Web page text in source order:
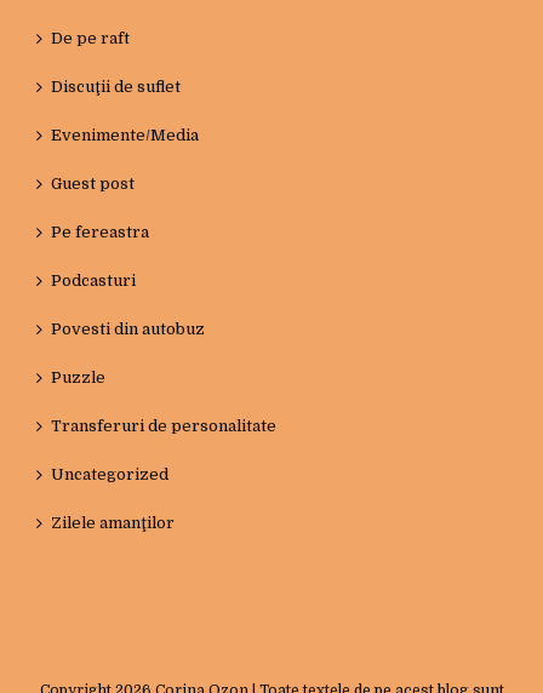
De pe raft
Discuţii de suflet
Evenimente/Media
Guest post
Pe fereastra
Podcasturi
Povesti din autobuz
Puzzle
Transferuri de personalitate
Uncategorized
Zilele amanţilor